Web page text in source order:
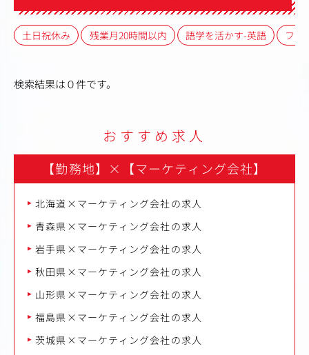
土日祝休み 残業月20時間以内 語学を活かす-英語 フレ
検索結果は０件です。
おすすめ求人
【勤務地】 × 【マーケティング会社】
北海道×マーケティング会社の求人
青森県×マーケティング会社の求人
岩手県×マーケティング会社の求人
秋田県×マーケティング会社の求人
山形県×マーケティング会社の求人
福島県×マーケティング会社の求人
茨城県×マーケティング会社の求人